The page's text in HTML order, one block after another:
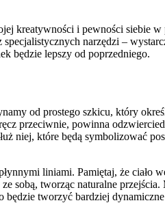
kreatywności i pewności siebie
narzędzi –
będzie lepszy od poprzedniego.
od prostego szkicu, który
przeciwnie, powinna
niej, które będą symbolizować
liniami. Pamiętaj, że ciało
tworząc naturalne przejścia.
będzie tworzyć bardziej